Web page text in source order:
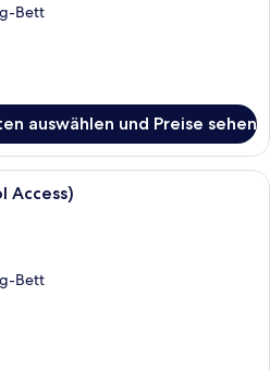
Bett
auswählen und Preise sehen
Ein kompakter Wohnraum mit
Access)
Bett